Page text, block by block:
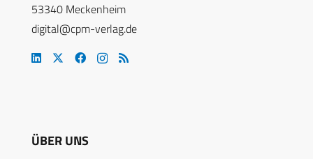
53340 Meckenheim
digital@cpm-verlag.de
ÜBER UNS